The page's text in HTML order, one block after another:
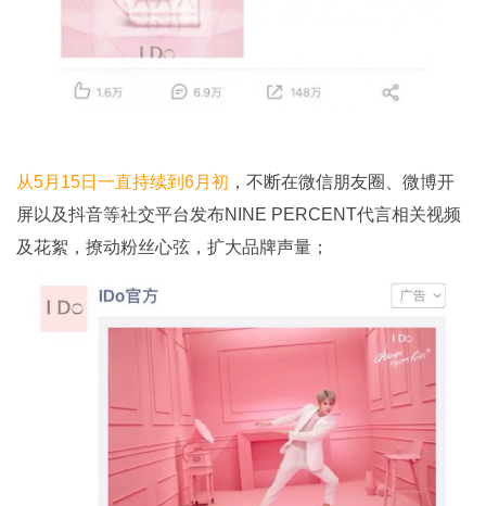
从5月15日一直持续到6月初 ，不断在微信朋友圈、微博开
屏以及抖音等社交平台发布NINE PERCENT代言相关视频
及花絮，撩动粉丝心弦，扩大品牌声量；